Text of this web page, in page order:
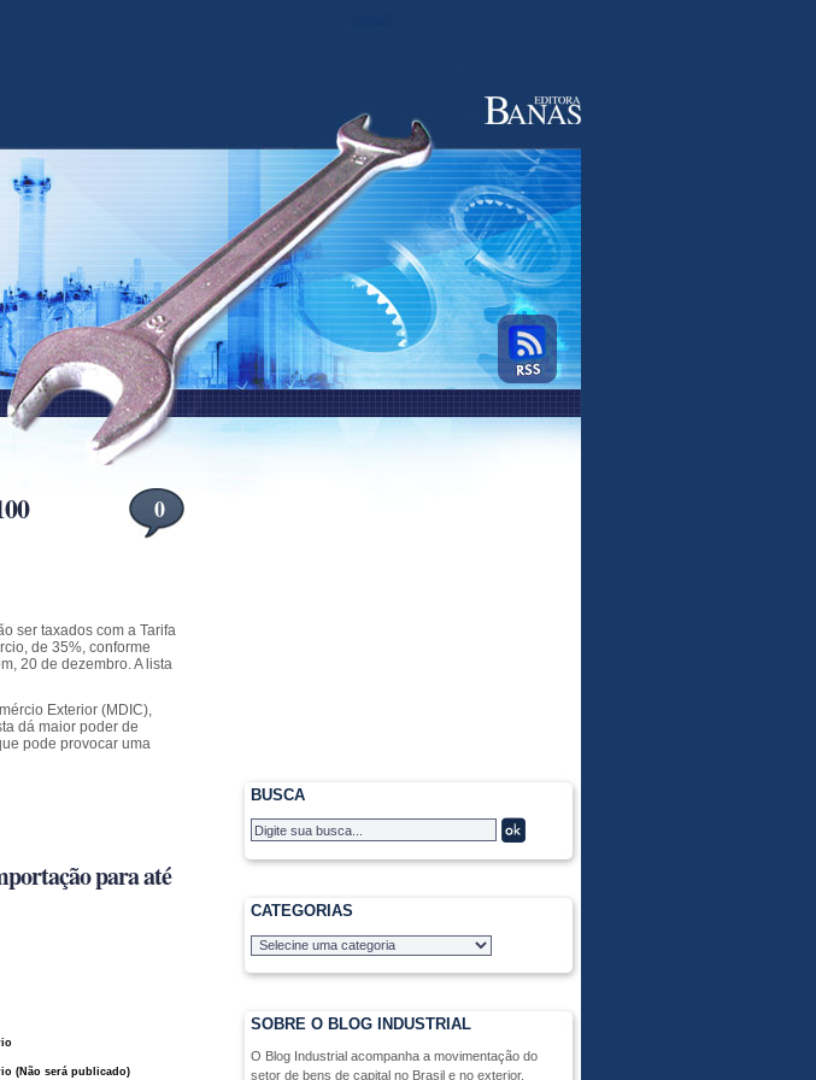
0
ser taxados com a Tarifa
de 35%, conforme
20 de dezembro. A lista
Exterior (MDIC),
dá maior poder de
pode provocar uma
BUSCA
CATEGORIAS
SOBRE O BLOG INDUSTRIAL
O Blog Industrial acompanha a movimentação do
setor de bens de capital no Brasil e no exterior,
para até
(Não será publicado)